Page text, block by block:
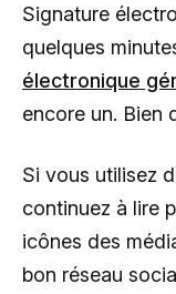
Signature
quelques
électronique
encore un. Bien
Si vous utilisez
continuez à lire
icônes des
bon réseau